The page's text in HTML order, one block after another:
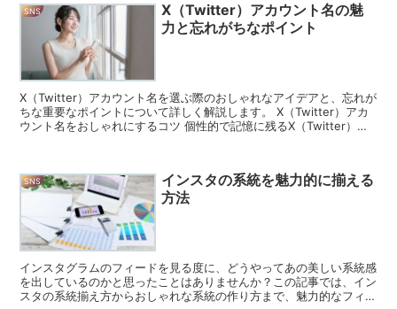
SNS
X（Twitter）アカウント名の魅
力と忘れがちなポイント
X（Twitter）アカウント名を選ぶ際のおしゃれなアイデアと、忘れが
ちな重要なポイントについて詳しく解説します。 X（Twitter）アカ
ウント名をおしゃれにするコツ 個性的で記憶に残るX（Twitter）ア
SNS
インスタの系統を魅力的に揃える
方法
インスタグラムのフィードを見る度に、どうやってあの美しい系統感
を出しているのかと思ったことはありませんか？この記事では、イン
スタの系統揃え方からおしゃれな系統の作り方まで、魅力的なフィー